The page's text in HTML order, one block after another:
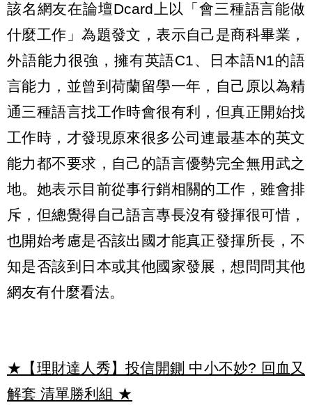
該名網友在論壇Dcard上以「會三種語言能做
什麼工作」為題發文，表示自己是商科畢業，
外語能力很強，擁有英語C1、日本語N1的語
言能力，並曾到荷蘭留學一年，自己原以為精
通三種語言找工作時會很有利，但真正開始找
工作時，才發現原來很多公司連最基本的英文
能力都不要求，自己的語言優勢完全無用武之
地。她表示目前從事行銷相關的工作，雖會排
斥，但總覺得自己語言專長沒有發揮很可惜，
也開始考慮是否該出國才能真正發揮所長，不
知是否該到日本或其他國家發展，想問問其他
網友有什麼看法。
★【理財達人秀】投信開鍘 中小不妙? 回血又
解套 清單勝利組 ★